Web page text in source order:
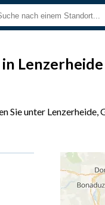
Lenzerheide
Sie unter Lenzerheide,